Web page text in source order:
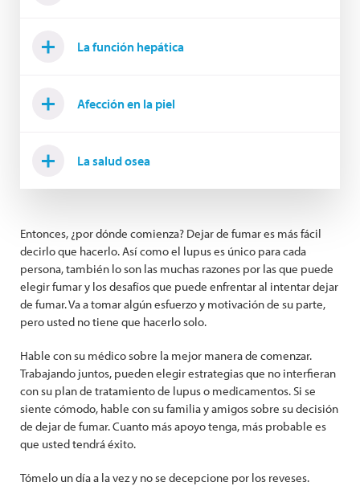
La función hepática
Afección en la piel
La salud osea
Entonces, ¿por dónde comienza? Dejar de fumar es más fácil
decirlo que hacerlo. Así como el lupus es único para cada
persona, también lo son las muchas razones por las que puede
elegir fumar y los desafíos que puede enfrentar al intentar dejar
de fumar. Va a tomar algún esfuerzo y motivación de su parte,
pero usted no tiene que hacerlo solo.
Hable con su médico sobre la mejor manera de comenzar.
Trabajando juntos, pueden elegir estrategias que no interfieran
con su plan de tratamiento de lupus o medicamentos. Si se
siente cómodo, hable con su familia y amigos sobre su decisión
de dejar de fumar. Cuanto más apoyo tenga, más probable es
que usted tendrá éxito.
Tómelo un día a la vez y no se decepcione por los reveses.